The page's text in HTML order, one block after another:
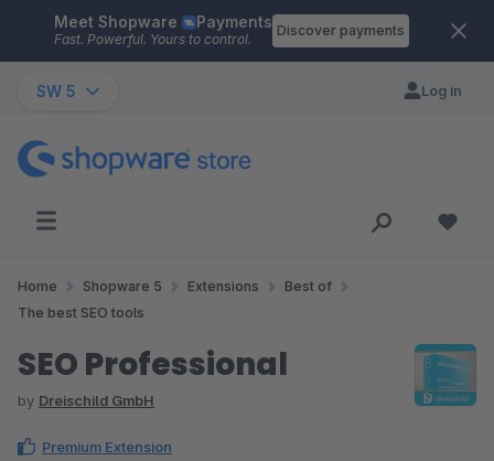
Skip to main content
Meet Shopware Payments
Fast. Powerful. Yours to control.
Discover payments
SW 5 Log in
Home Shopware 5 Extensions
Best of
The best SEO tools
SEO Professional
by Dreischild GmbH
Premium Extension